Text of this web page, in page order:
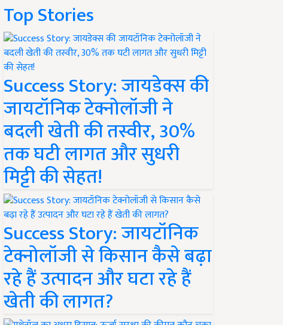
Top Stories
Success Story: जायडेक्स की
जायटॉनिक टेक्नोलॉजी ने
बदली खेती की तस्वीर, 30%
तक घटी लागत और सुधरी
मिट्टी की सेहत!
Success Story: जायटॉनिक
टेक्नोलॉजी से किसान कैसे बढ़ा
रहे हैं उत्पादन और घटा रहे हैं
खेती की लागत?